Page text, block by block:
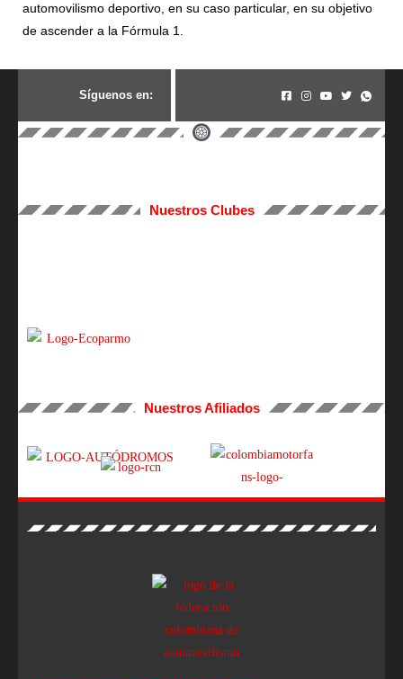
automovilismo deportivo, en su caso particular, en su objetivo
de ascender a la Fórmula 1.
Síguenos en:
Nuestros Clubes
Nuestros Afiliados